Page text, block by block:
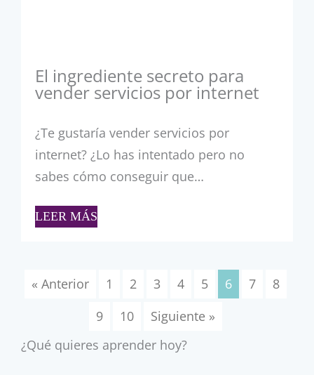
El ingrediente secreto para
vender servicios por internet
¿Te gustaría vender servicios por
internet? ¿Lo has intentado pero no
sabes cómo conseguir que…
LEER MÁS
« Anterior 1 2 3 4 5 6 7
8
9
10
Siguiente »
¿Qué quieres aprender hoy?